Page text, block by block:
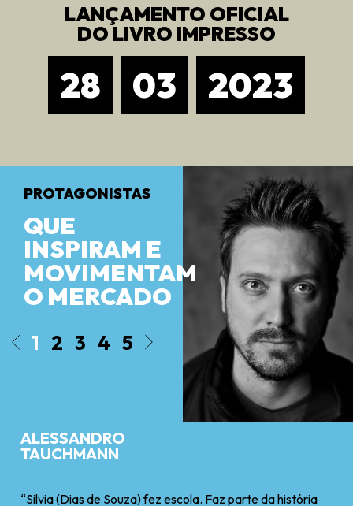
LANÇAMENTO OFICIAL
DO LIVRO IMPRESSO
28 03 2023
PROTAGONISTAS
QUE
INSPIRAM E
MOVIMENTAM
O MERCADO
1 2 3 4 5
ALESSANDRO
TAUCHMANN
“Silvia (Dias de Souza) fez escola. Faz parte da história